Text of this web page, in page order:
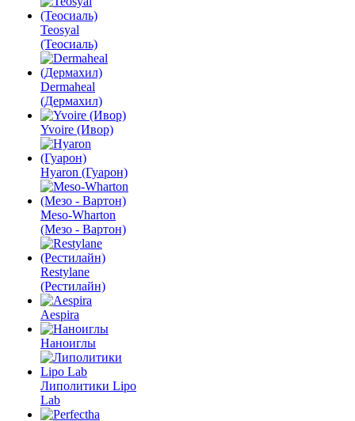
Teosyal
(Теосиаль)
Dermaheal
(Дермахил)
Yvoire (Ивор)
Hyaron (Гуарон)
Meso-Wharton
(Мезо - Вартон)
Restylane
(Рестилайн)
Aespira
Наноиглы
Липолитики Lipo
Lab